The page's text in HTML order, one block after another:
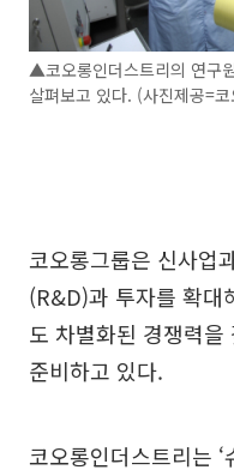
▲코오롱인더스트리의 연구
살펴보고 있다. (사진제공=
코오롱그룹은 신사업
(R&D)과 투자를 확대
도 차별화된 경쟁력을
준비하고 있다.
코오롱인더스트리는